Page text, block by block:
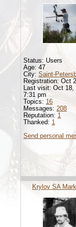
Status: Users
Age: 47
City: Saint-
Registration: Oct
Last visit: Oct 18,
7:31 pm
Topics: 16
Messages: 208
Reputation: 1
Thanked: 1
Send personal
Krylov SA